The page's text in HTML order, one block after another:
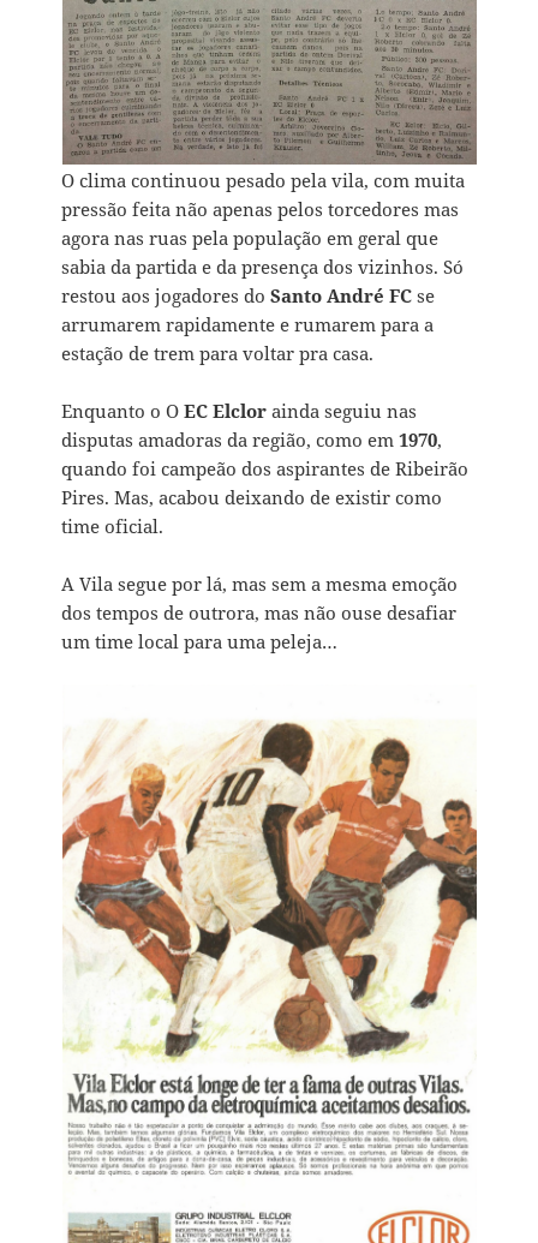
O clima continuou pesado pela vila, com muita
pressão feita não apenas pelos torcedores mas
agora nas ruas pela população em geral que
sabia da partida e da presença dos vizinhos. Só
restou aos jogadores doSanto André FC se
arrumarem rapidamente e rumarem para a
estação de trem para voltar pra casa.
Enquanto o OEC Elclor ainda seguiu nas
disputas amadoras da região, como em1970,
quando foi campeão dos aspirantes de Ribeirão
Pires. Mas, acabou deixando de existir como
time oficial.
A Vila segue por lá, mas sem a mesma emoção
dos tempos de outrora, mas não ouse desafiar
um time local para uma peleja…